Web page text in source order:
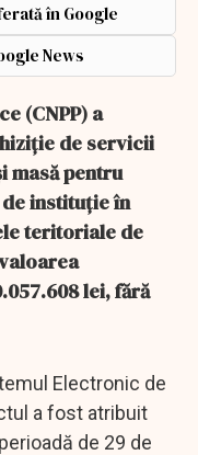
în Google
News
(CNPP) a
de servicii
masă pentru
instituţie în
teritoriale de
lei, fără
Electronic de
a fost atribuit
de 29 de